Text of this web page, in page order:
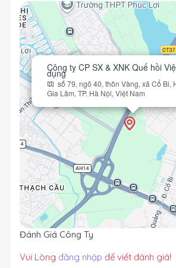
Công ty CP SX & XNK Quế hồi
dụng
số 79, ngõ 40, thôn Vàng, xã Cổ Bi,
Gia Lâm, TP. Hà Nội, Việt Nam
Đánh Giá Công Ty
Vui Lòng đăng nhập để viết đánh giá!